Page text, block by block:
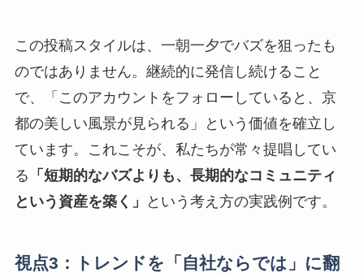
この投稿スタイルは、一朝一夕でバズを狙ったも
のではありません。継続的に発信し続けること
で、「このアカウントをフォローしていると、京
都の美しい風景が見られる」という価値を確立し
ています。これこそが、私たちが常々提唱してい
る 「短期的なバズよりも、長期的なコミュニティ
という資産を築く」
という考え方の実践例です。
視点3：トレンドを「自社ならでは」に翻